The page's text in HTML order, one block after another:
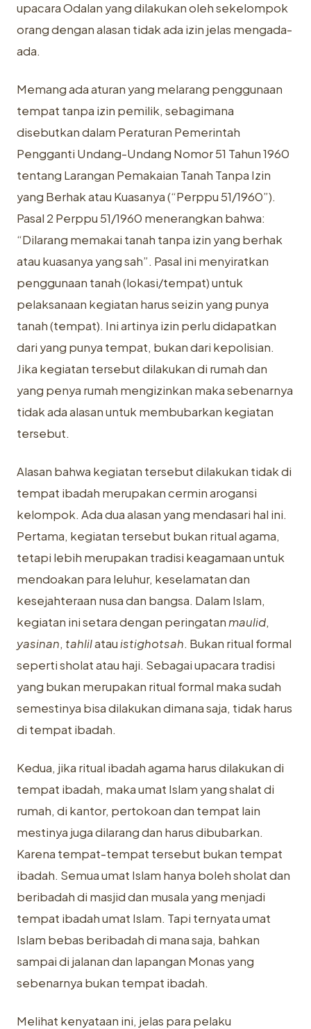
upacara Odalan yang dilakukan oleh sekelompok
orang dengan alasan tidak ada izin jelas mengada-
ada.
Memang ada aturan yang melarang penggunaan
tempat tanpa izin pemilik, sebagimana
disebutkan dalam Peraturan Pemerintah
Pengganti Undang-Undang Nomor 51 Tahun 1960
tentang Larangan Pemakaian Tanah Tanpa Izin
yang Berhak atau Kuasanya (“Perppu 51/1960”).
Pasal 2 Perppu 51/1960 menerangkan bahwa:
“Dilarang memakai tanah tanpa izin yang berhak
atau kuasanya yang sah”. Pasal ini menyiratkan
penggunaan tanah (lokasi/tempat) untuk
pelaksanaan kegiatan harus seizin yang punya
tanah (tempat). Ini artinya izin perlu didapatkan
dari yang punya tempat, bukan dari kepolisian.
Jika kegiatan tersebut dilakukan di rumah dan
yang penya rumah mengizinkan maka sebenarnya
tidak ada alasan untuk membubarkan kegiatan
tersebut.
Alasan bahwa kegiatan tersebut dilakukan tidak di
tempat ibadah merupakan cermin arogansi
kelompok. Ada dua alasan yang mendasari hal ini.
Pertama, kegiatan tersebut bukan ritual agama,
tetapi lebih merupakan tradisi keagamaan untuk
mendoakan para leluhur, keselamatan dan
kesejahteraan nusa dan bangsa. Dalam Islam,
kegiatan ini setara dengan peringatanmaulid,
yasinan, tahlilatauistighotsah. Bukan ritual formal
seperti sholat atau haji. Sebagai upacara tradisi
yang bukan merupakan ritual formal maka sudah
semestinya bisa dilakukan dimana saja, tidak harus
di tempat ibadah.
Kedua, jika ritual ibadah agama harus dilakukan di
tempat ibadah, maka umat Islam yang shalat di
rumah, di kantor, pertokoan dan tempat lain
mestinya juga dilarang dan harus dibubarkan.
Karena tempat-tempat tersebut bukan tempat
ibadah. Semua umat Islam hanya boleh sholat dan
beribadah di masjid dan musala yang menjadi
tempat ibadah umat Islam. Tapi ternyata umat
Islam bebas beribadah di mana saja, bahkan
sampai di jalanan dan lapangan Monas yang
sebenarnya bukan tempat ibadah.
Melihat kenyataan ini, jelas para pelaku